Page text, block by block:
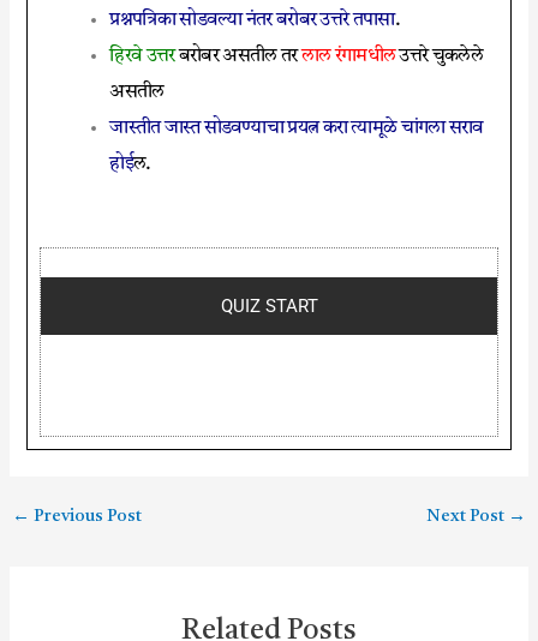
प्रश्नपत्रिका सोडवल्या नंतर बरोबर उत्तरे तपासा.
हिरवे उत्तरबरोबर असतील तरलाल रंगामधीलउत्तरे चुकलेले
असतील
जास्तीत जास्त सोडवण्याचा प्रयत्न करा त्यामूळे चांगला सराव
होईल.
QUIZ START
← Previous Post Next Post →
Related Posts